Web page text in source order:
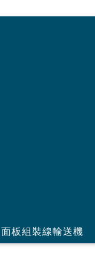
面板組裝線輸送機